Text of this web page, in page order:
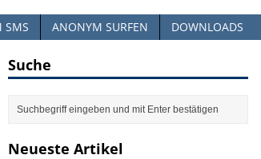
SMS ANONYM SURFEN DOWNLOADS
Suche
Neueste Artikel